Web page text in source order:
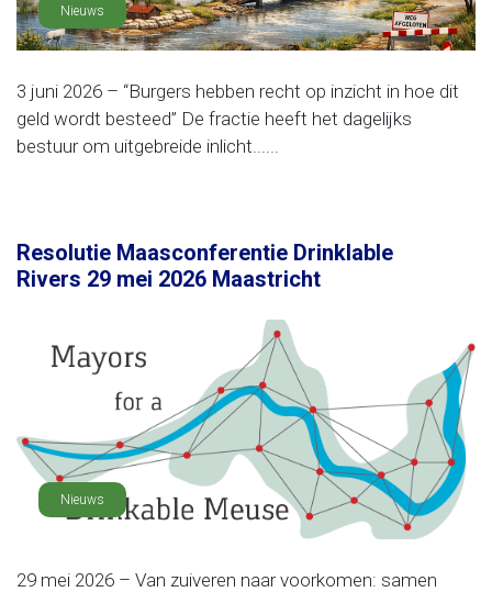
Nieuws
3 juni 2026 – “Burgers hebben recht op inzicht in hoe dit
geld wordt besteed” De fractie heeft het dagelijks
bestuur om uitgebreide inlicht......
Resolutie Maasconferentie Drinklable
Rivers 29 mei 2026 Maastricht
Nieuws
29 mei 2026 – Van zuiveren naar voorkomen: samen